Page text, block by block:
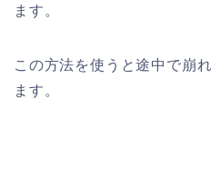
ます。
この方法を使うと途中で崩
ます。